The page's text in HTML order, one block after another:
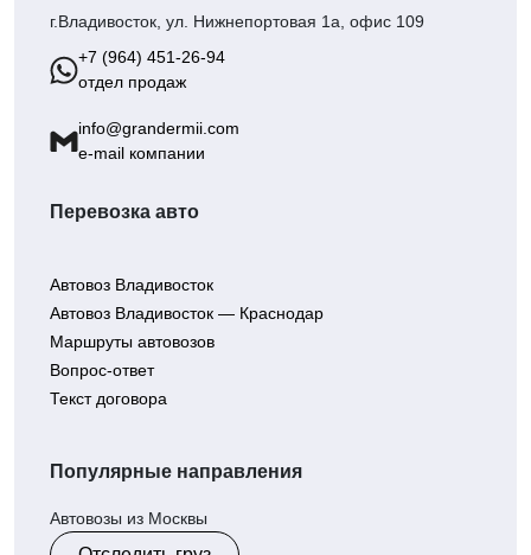
г.Владивосток, ул. Нижнепортовая 1а, офис 109
+7 (964) 451-26-94
отдел продаж
info@grandermii.com
e-mail компании
Перевозка авто
Автовоз Владивосток
Автовоз Владивосток — Краснодар
Маршруты автовозов
Вопрос-ответ
Текст договора
Популярные направления
Автовозы из Москвы